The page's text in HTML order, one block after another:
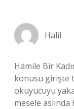
Halil
Hamile Bir
konusu girişte
okuyucuyu
mesele